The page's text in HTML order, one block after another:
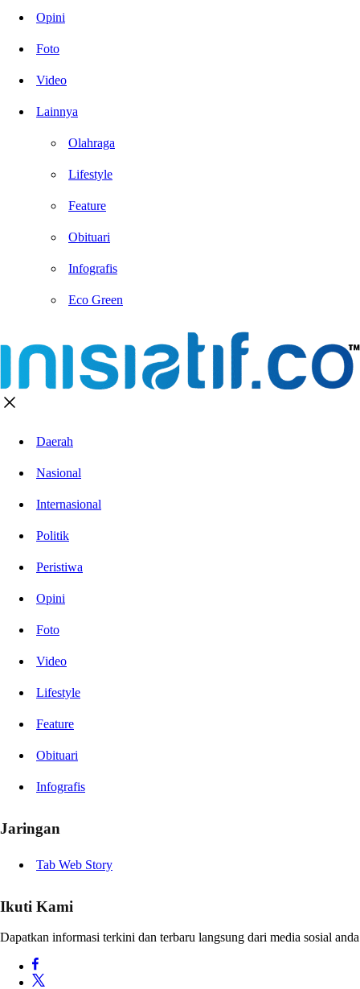
Opini
Foto
Video
Lainnya
Olahraga
Lifestyle
Feature
Obituari
Infografis
Eco Green
Daerah
Nasional
Internasional
Politik
Peristiwa
Opini
Foto
Video
Lifestyle
Feature
Obituari
Infografis
Jaringan
Tab Web Story
Ikuti Kami
Dapatkan informasi terkini dan terbaru langsung dari media sosial anda